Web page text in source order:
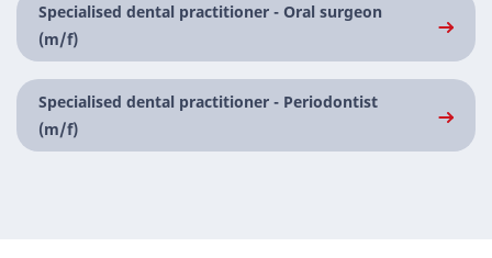
Specialised dental practitioner - Oral surgeon
(m/f)
Specialised dental practitioner - Periodontist
(m/f)